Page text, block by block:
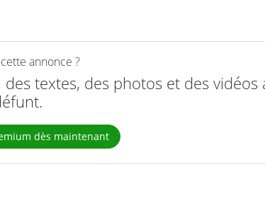
annonce ?
textes, des photos et des vidéos
dès maintenant